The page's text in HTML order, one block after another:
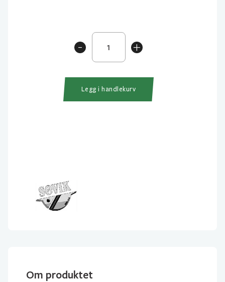
+
Søvik
Universal
Jigghode
-
Legg i handlekurv
Om produktet